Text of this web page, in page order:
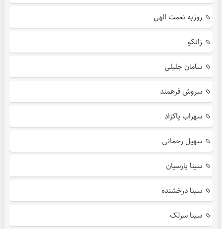
روزبه نعمت الهی
زانکو
سامان جلیلی
سروش فرهمند
سهراب پاکزاد
سهیل رحمانی
سینا پارسیان
سینا درخشنده
سینا سرلک